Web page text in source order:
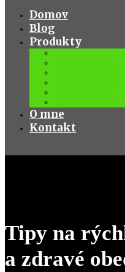
Domov
Blog
Produkty
O mne
Kontakt
Tipy na
a zdravé